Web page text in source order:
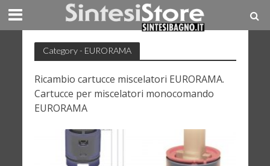
Category - EURORAMA
Ricambio cartucce miscelatori EURORAMA.
Cartucce per miscelatori monocomando
EURORAMA